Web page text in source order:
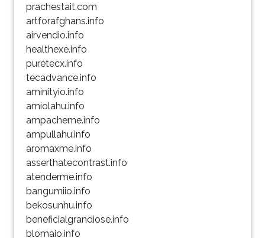
prachestait.com
artforafghans.info
airvendio.info
healthexe.info
puretecx.info
tecadvance.info
aminityio.info
amiolahu.info
ampacheme.info
ampullahu.info
aromaxme.info
asserthatecontrast.info
atenderme.info
bangumiio.info
bekosunhu.info
beneficialgrandiose.info
blomaio.info